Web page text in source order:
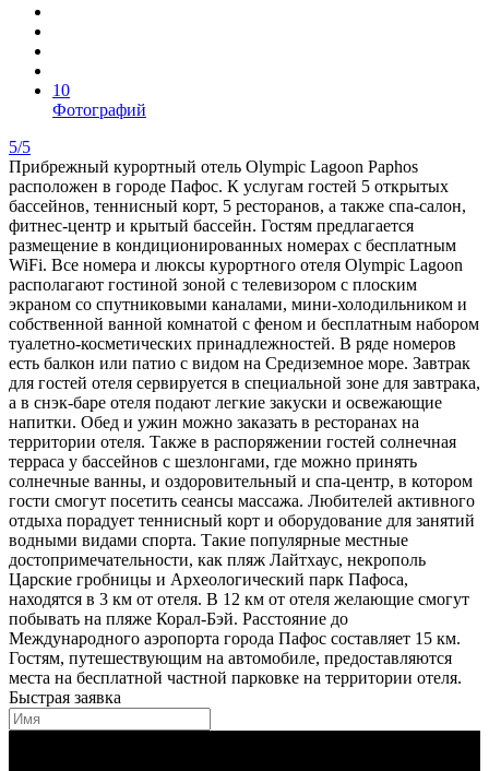
10
Фотографий
5/5
Прибрежный курортный отель Olympic Lagoon Paphos
расположен в городе Пафос. К услугам гостей 5 открытых
бассейнов, теннисный корт, 5 ресторанов, а также спа-салон,
фитнес-центр и крытый бассейн. Гостям предлагается
размещение в кондиционированных номерах с бесплатным
WiFi. Все номера и люксы курортного отеля Olympic Lagoon
располагают гостиной зоной с телевизором с плоским
экраном со спутниковыми каналами, мини-холодильником и
собственной ванной комнатой с феном и бесплатным набором
туалетно-косметических принадлежностей. В ряде номеров
есть балкон или патио с видом на Средиземное море. Завтрак
для гостей отеля сервируется в специальной зоне для завтрака,
а в снэк-баре отеля подают легкие закуски и освежающие
напитки. Обед и ужин можно заказать в ресторанах на
территории отеля. Также в распоряжении гостей солнечная
терраса у бассейнов с шезлонгами, где можно принять
солнечные ванны, и оздоровительный и спа-центр, в котором
гости смогут посетить сеансы массажа. Любителей активного
отдыха порадует теннисный корт и оборудование для занятий
водными видами спорта. Такие популярные местные
достопримечательности, как пляж Лайтхаус, некрополь
Царские гробницы и Археологический парк Пафоса,
находятся в 3 км от отеля. В 12 км от отеля желающие смогут
побывать на пляже Корал-Бэй. Расстояние до
Международного аэропорта города Пафос составляет 15 км.
Гостям, путешествующим на автомобиле, предоставляются
места на бесплатной частной парковке на территории отеля.
Быстрая заявка